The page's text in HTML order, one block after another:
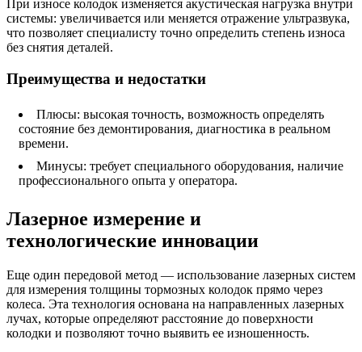
При износе колодок изменяется акустическая нагрузка внутри
системы: увеличивается или меняется отражение ультразвука,
что позволяет специалисту точно определить степень износа
без снятия деталей.
Преимущества и недостатки
Плюсы: высокая точность, возможность определять
состояние без демонтирования, диагностика в реальном
времени.
Минусы: требует специального оборудования, наличие
профессионального опыта у оператора.
Лазерное измерение и
технологические инновации
Еще один передовой метод — использование лазерных систем
для измерения толщины тормозных колодок прямо через
колеса. Эта технология основана на направленных лазерных
лучах, которые определяют расстояние до поверхности
колодки и позволяют точно выявить ее изношенность.